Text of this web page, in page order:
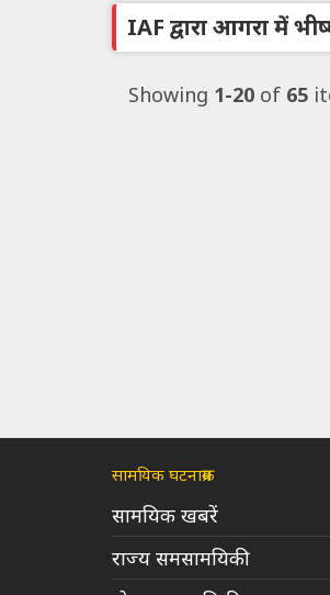
IAF द्वारा आगरा में
Showing 1-20 of 65
सामयिक घटनाक्रम
सामयिक खबरें
राज्य समसामयिकी